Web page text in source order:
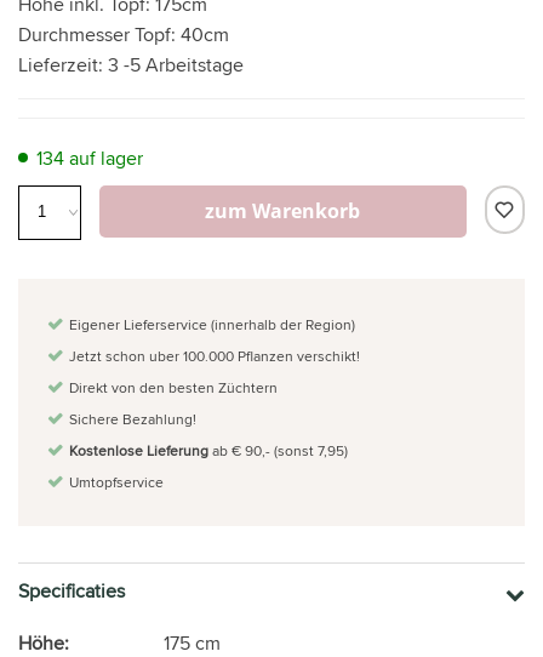
Durchmesser Topf: 40cm
Lieferzeit: 3 -5 Arbeitstage
134 auf lager
zum Warenkorb
Eigener Lieferservice (innerhalb der Region)
Jetzt schon uber 100.000 Pflanzen verschikt!
Direkt von den besten Züchtern
Sichere Bezahlung!
Kostenlose Lieferungab € 90,- (sonst 7,95)
Umtopfservice
Specificaties
Höhe:
175 cm